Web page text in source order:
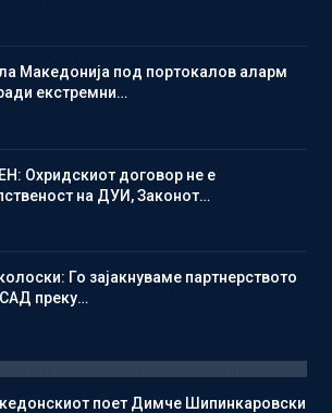
Македонија под портокалов аларм
екстремни…
Охридскиот договор не е
на ДУИ, Законот…
Го зајакнуваме партнерството
преку…
поет Димче Шипинкаровски